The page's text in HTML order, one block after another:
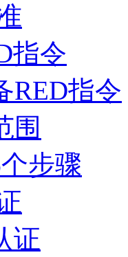
指令
RED指令
围
步骤
证